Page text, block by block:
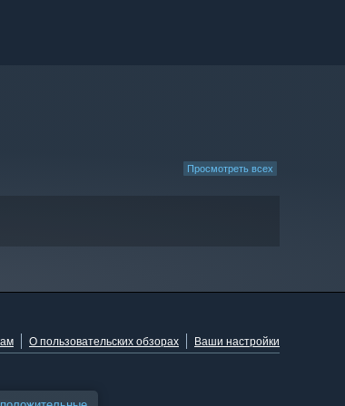
Просмотреть всех
О пользовательских обзорах Ваши настройки